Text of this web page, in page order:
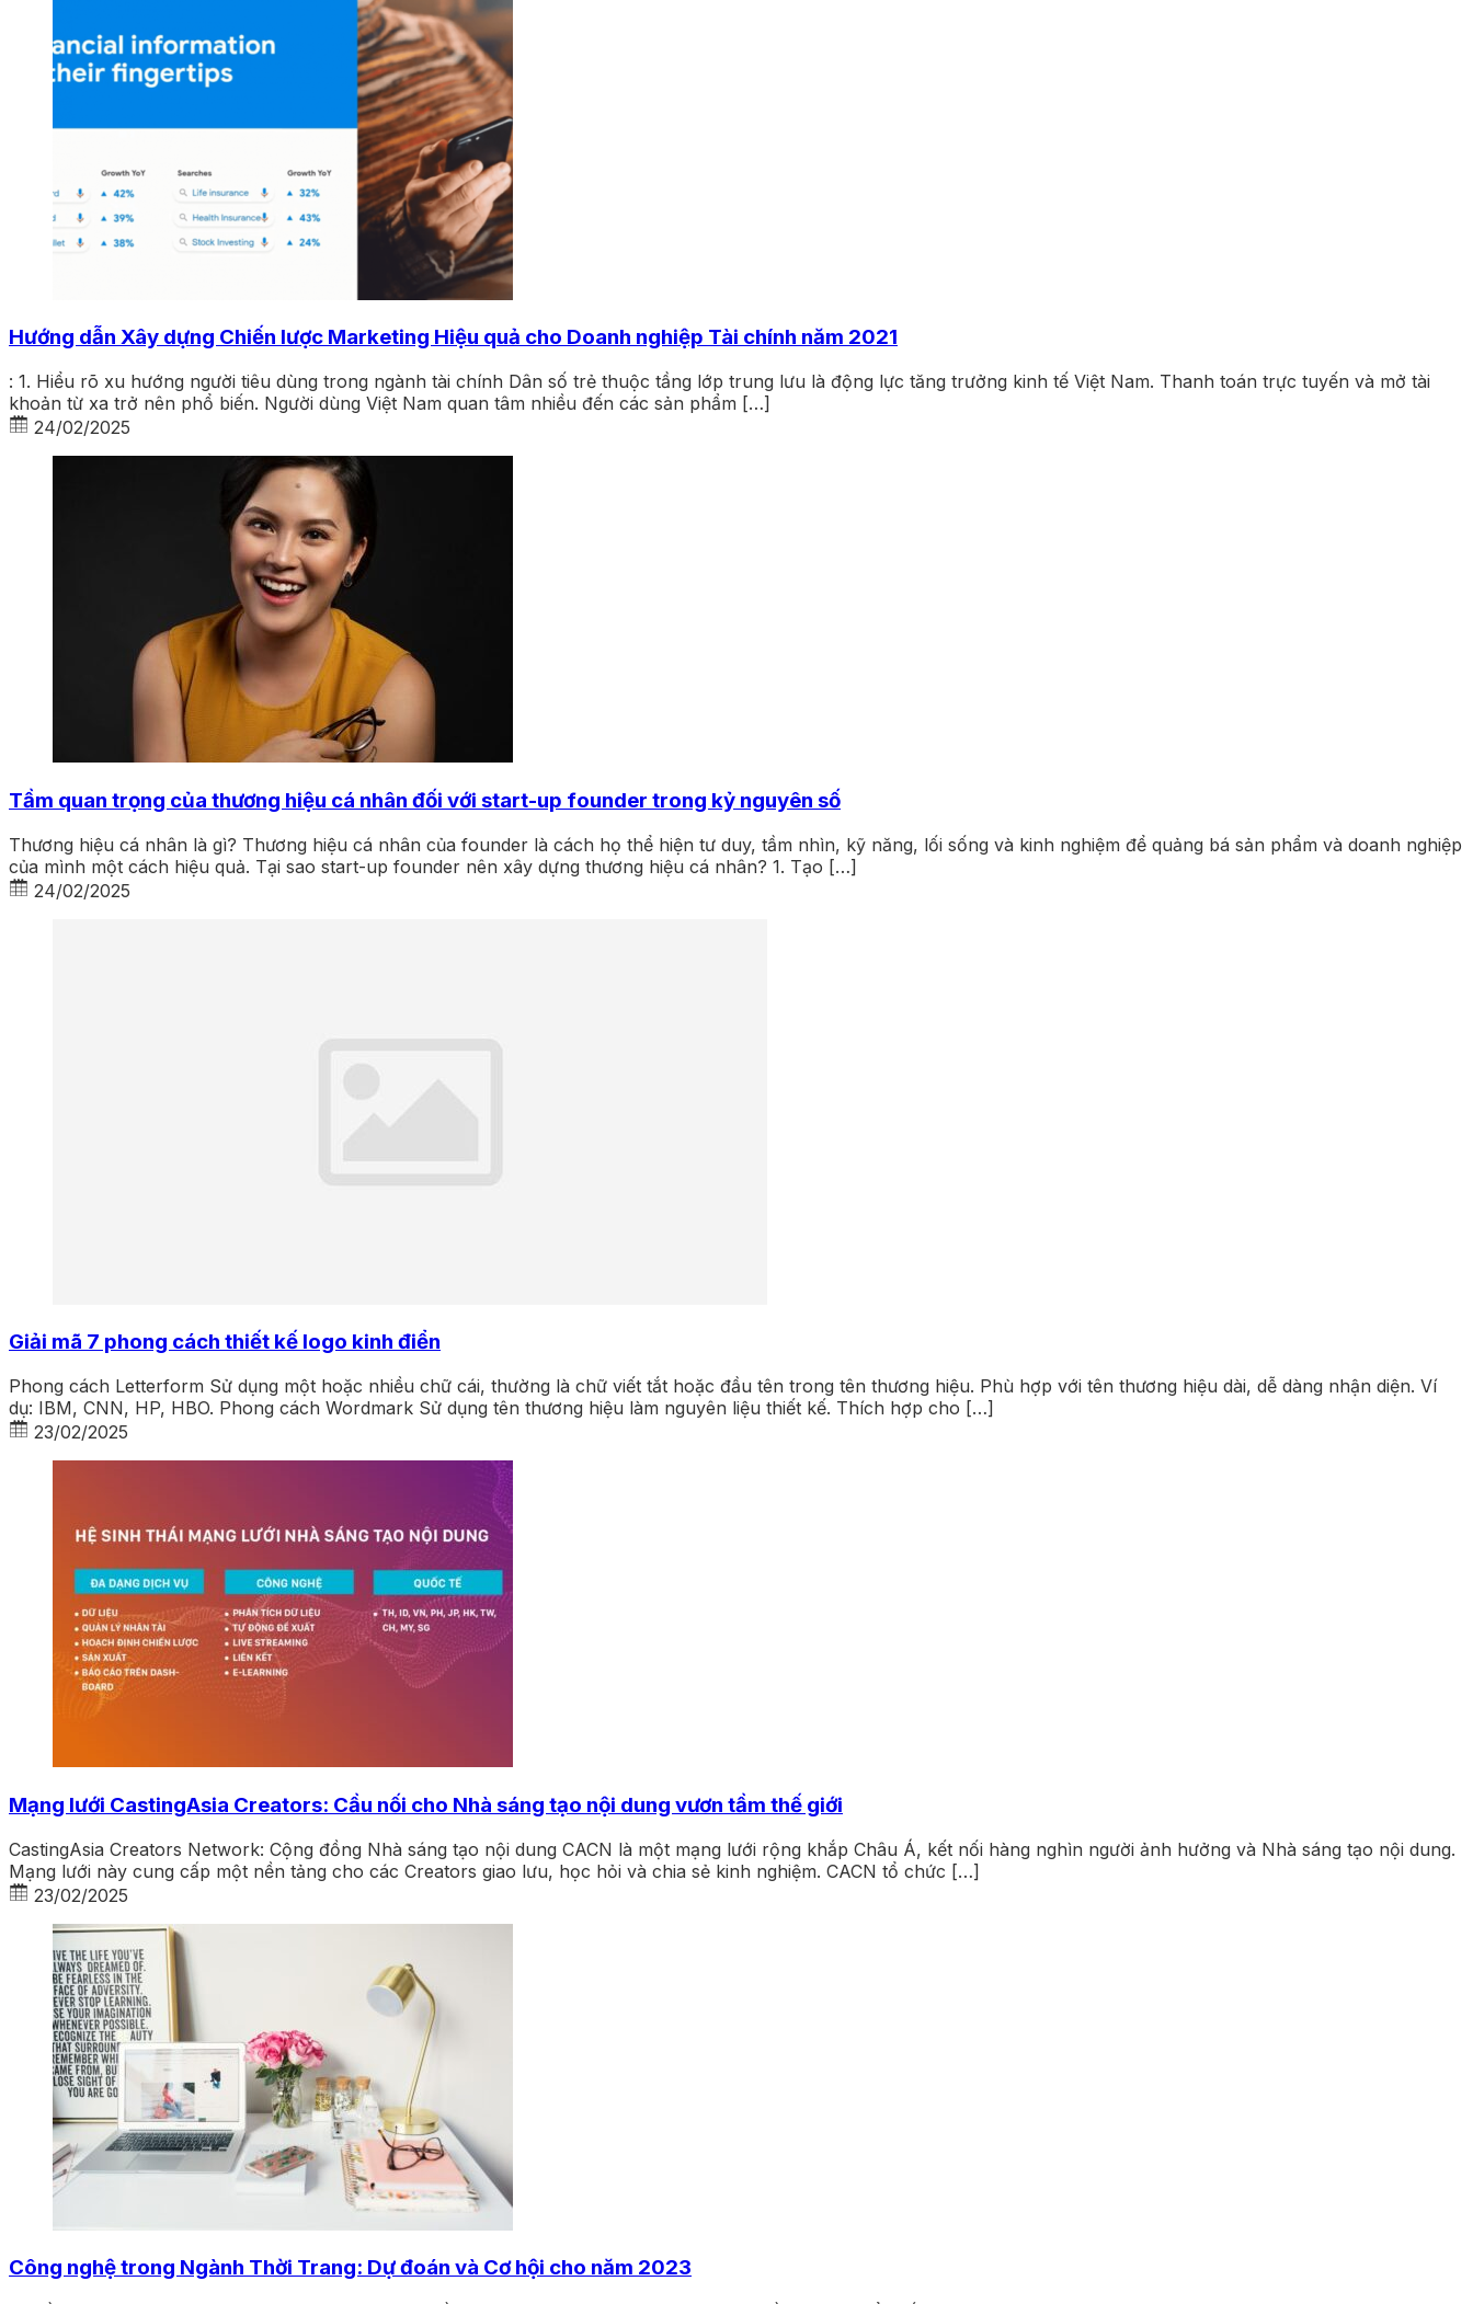
Hướng dẫn Xây dựng Chiến lược Marketing Hiệu quả cho Doanh nghiệp Tài chính năm 2021
: 1. Hiểu rõ xu hướng người tiêu dùng trong ngành tài chính Dân số trẻ thuộc tầng lớp trung lưu là động lực tăng trưởng kinh tế Việt Nam. Thanh toán trực tuyến và mở tài
khoản từ xa trở nên phổ biến. Người dùng Việt Nam quan tâm nhiều đến các sản phẩm […]
24/02/2025
Tầm quan trọng của thương hiệu cá nhân đối với start-up founder trong kỷ nguyên số
Thương hiệu cá nhân là gì? Thương hiệu cá nhân của founder là cách họ thể hiện tư duy, tầm nhìn, kỹ năng, lối sống và kinh nghiệm để quảng bá sản phẩm và doanh nghiệp
của mình một cách hiệu quả. Tại sao start-up founder nên xây dựng thương hiệu cá nhân? 1. Tạo […]
24/02/2025
Giải mã 7 phong cách thiết kế logo kinh điển
Phong cách Letterform Sử dụng một hoặc nhiều chữ cái, thường là chữ viết tắt hoặc đầu tên trong tên thương hiệu. Phù hợp với tên thương hiệu dài, dễ dàng nhận diện. Ví
dụ: IBM, CNN, HP, HBO. Phong cách Wordmark Sử dụng tên thương hiệu làm nguyên liệu thiết kế. Thích hợp cho […]
23/02/2025
Mạng lưới CastingAsia Creators: Cầu nối cho Nhà sáng tạo nội dung vươn tầm thế giới
CastingAsia Creators Network: Cộng đồng Nhà sáng tạo nội dung CACN là một mạng lưới rộng khắp Châu Á, kết nối hàng nghìn người ảnh hưởng và Nhà sáng tạo nội dung.
Mạng lưới này cung cấp một nền tảng cho các Creators giao lưu, học hỏi và chia sẻ kinh nghiệm. CACN tổ chức […]
23/02/2025
Công nghệ trong Ngành Thời Trang: Dự đoán và Cơ hội cho năm 2023